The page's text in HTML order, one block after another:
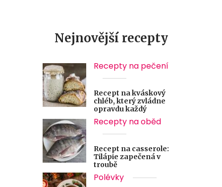
Nejnovější recepty
Recepty na pečení
Recept na kváskový
chléb, který zvládne
opravdu každý
Recepty na oběd
Recept na casserole:
Tilápie zapečená v
troubě
Polévky